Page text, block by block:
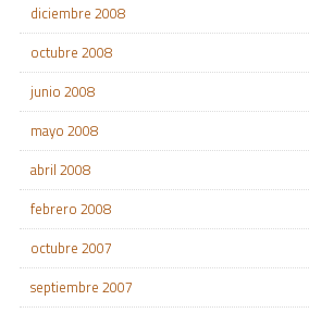
diciembre 2008
octubre 2008
junio 2008
mayo 2008
abril 2008
febrero 2008
octubre 2007
septiembre 2007